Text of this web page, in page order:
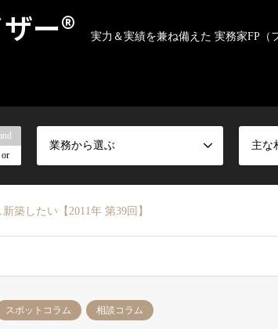
ー® 実力＆実績を兼ね備えた 実務家FP（
or
業務から選ぶ 主な
築したい【2011年 第39回】
スポットコラム 相談コラム